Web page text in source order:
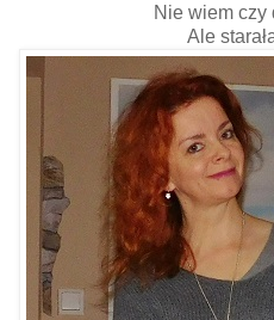
Nie wiem czy
Ale